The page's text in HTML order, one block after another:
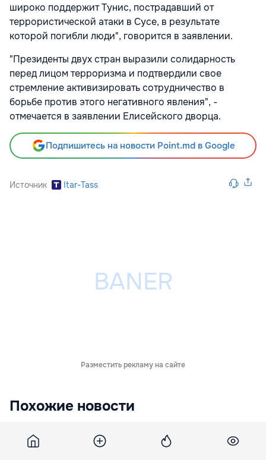
широко поддержит Тунис, пострадавший от
террористической атаки в Сусе, в результате
которой погибли люди", говорится в заявлении.
"Президенты двух стран выразили солидарность
перед лицом терроризма и подтвердили свое
стремление активизировать сотрудничество в
борьбе против этого негативного явления", -
отмечается в заявлении Елисейского дворца.
Подпишитесь на новости Point.md в Google
Источник Itar-Tass
Разместить рекламу на сайте
Похожие новости